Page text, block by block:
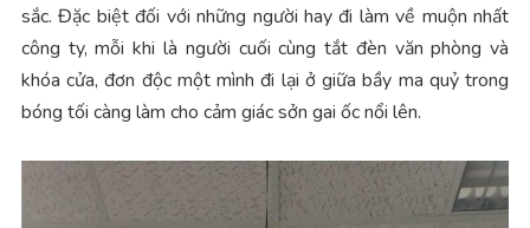
sắc. Đặc biệt đối với những người hay đi làm về muộn nhất
công ty, mỗi khi là người cuối cùng tắt đèn văn phòng và
khóa cửa, đơn độc một mình đi lại ở giữa bầy ma quỷ trong
bóng tối càng làm cho cảm giác sởn gai ốc nổi lên.